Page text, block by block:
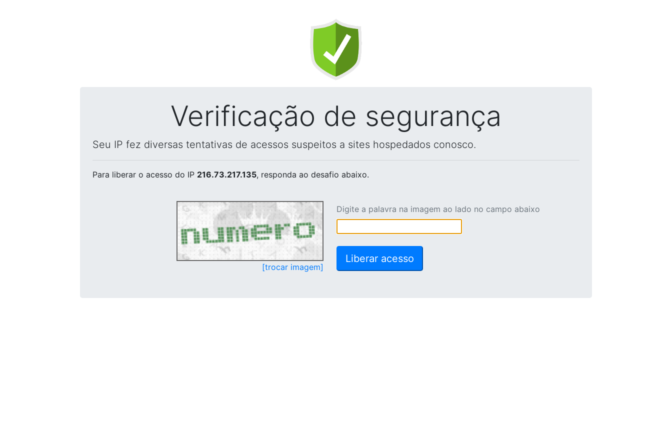
Verificação de segurança
Seu IP fez diversas tentativas de acessos suspeitos a sites hospedados conosco.
Para liberar o acesso do IP 216.73.217.135, responda ao desafio abaixo.
[trocar imagem]
Digite a palavra na imagem ao lado no campo abaixo